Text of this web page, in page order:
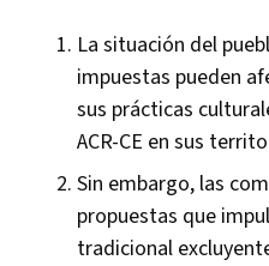
La situación del
impuestas pueden
sus prácticas
ACR-CE en sus
Sin embargo, las
propuestas que
tradicional